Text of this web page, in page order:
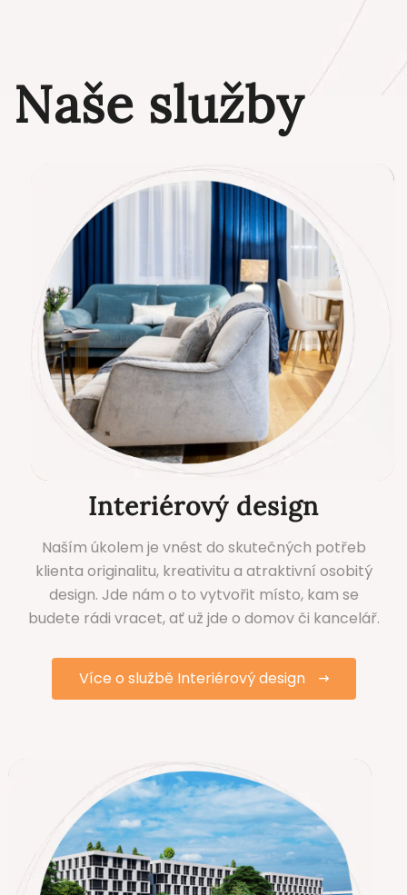
Naše služby
Interiérový design
Naším úkolem je vnést do skutečných potřeb
klienta originalitu, kreativitu a atraktivní osobitý
design. Jde nám o to vytvořit místo, kam se
budete rádi vracet, ať už jde o domov či kancelář.
Více o službě Interiérový design